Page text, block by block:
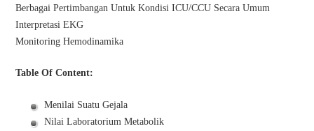
Berbagai Pertimbangan Untuk Kondisi ICU/CCU Secara Umum
Interpretasi EKG
Monitoring Hemodinamika
Table Of Content:
Menilai Suatu Gejala
Nilai Laboratorium Metabolik